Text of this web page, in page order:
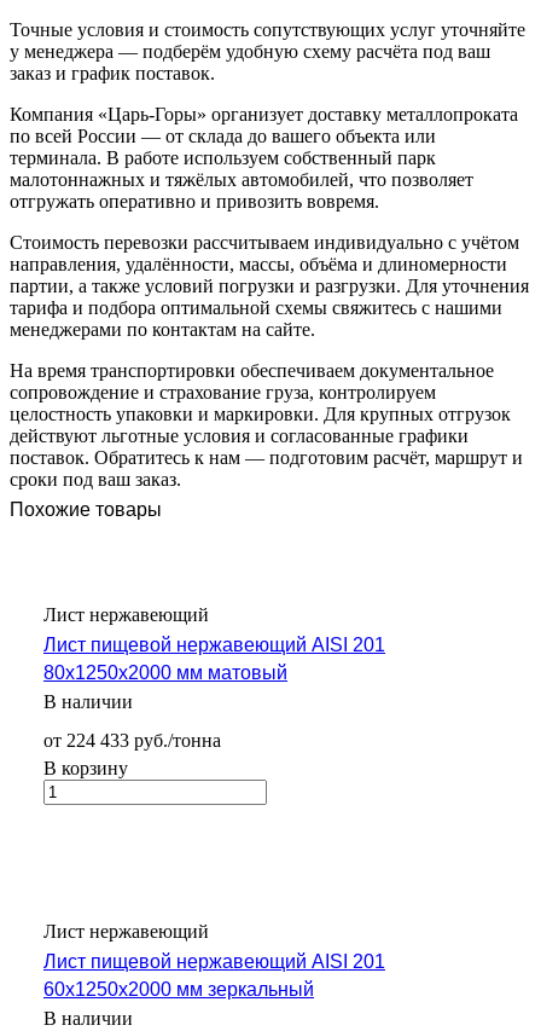
Точные условия и стоимость сопутствующих услуг уточняйте
у менеджера — подберём удобную схему расчёта под ваш
заказ и график поставок.
Компания «Царь-Горы» организует доставку металлопроката
по всей России — от склада до вашего объекта или
терминала. В работе используем собственный парк
малотоннажных и тяжёлых автомобилей, что позволяет
отгружать оперативно и привозить вовремя.
Стоимость перевозки рассчитываем индивидуально с учётом
направления, удалённости, массы, объёма и длиномерности
партии, а также условий погрузки и разгрузки. Для уточнения
тарифа и подбора оптимальной схемы свяжитесь с нашими
менеджерами по контактам на сайте.
На время транспортировки обеспечиваем документальное
сопровождение и страхование груза, контролируем
целостность упаковки и маркировки. Для крупных отгрузок
действуют льготные условия и согласованные графики
поставок. Обратитесь к нам — подготовим расчёт, маршрут и
сроки под ваш заказ.
Похожие товары
Лист нержавеющий
Лист пищевой нержавеющий AISI 201
80х1250х2000 мм матовый
В наличии
от 224 433 руб./тонна
В корзину
Лист нержавеющий
Лист пищевой нержавеющий AISI 201
60х1250х2000 мм зеркальный
В наличии